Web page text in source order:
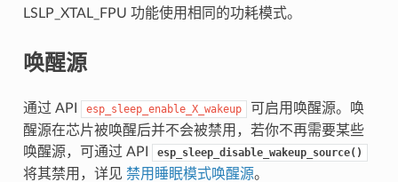
LSLP_XTAL_FPU 功能使用相同的功耗模式。
唤醒源
通过 API esp_sleep_enable_X_wakeup
可启用唤醒源。唤
醒源在芯片被唤醒后并不会被禁用，若你不再需要某些
唤醒源，可通过 API
esp_sleep_disable_wakeup_source()
将其禁用，详见 禁用睡眠模式唤醒源。